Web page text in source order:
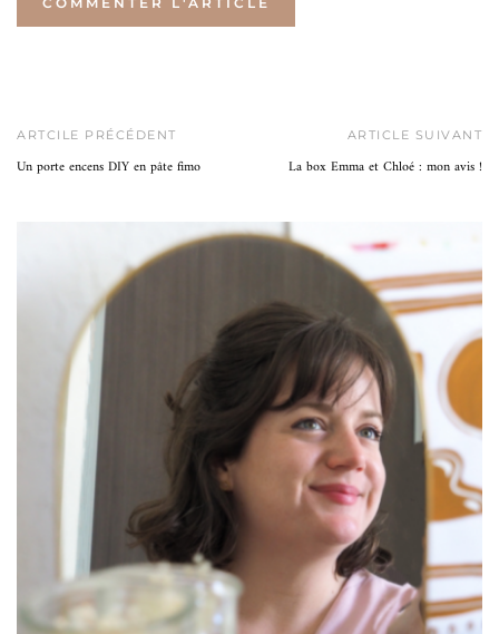
ARTCILE PRÉCÉDENT
Un porte encens DIY en pâte fimo
ARTICLE SUIVANT
La box Emma et Chloé : mon avis !